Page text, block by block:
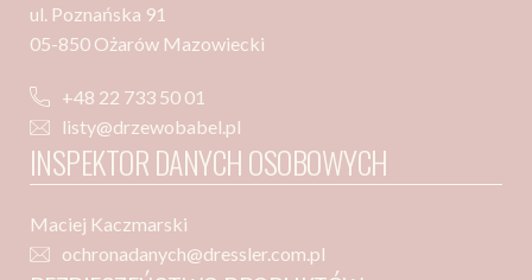
ul. Poznańska 91
05-850 Ożarów Mazowiecki
+48 22 733 50 01
listy@drzewobabel.pl
INSPEKTOR DANYCH OSOBOWYCH
Maciej Kaczmarski
ochronadanych@dressler.com.pl